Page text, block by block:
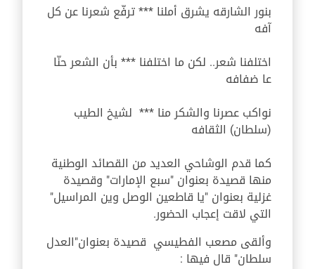
بنور الشارقه يشرق أملنا *** ترفّع شعرنا عن كل
آفه
اختلفنا شعر.. لكن ما اختلفنا *** بأن الشعر حنّا
عا ضفافه
نواكب عصرنا والشكر منا *** لشيخ الطيب
(سلطان) الثقافه
كما قدم الوشاحي العديد من القصائد الوطنية
منها قصيدة بعنوان "سبع الإمارات" وقصيدة
غزلية بعنوان "يا قاطعين الوصل وين المراسيل"
التي لاقت إعجاب الحضور.
وألقى مصعب الفطيسي قصيدة بعنوان"العدل
سلطان" قال فيها :